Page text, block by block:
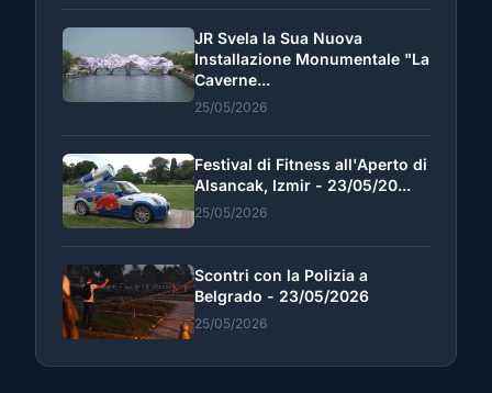
JR Svela la Sua Nuova
Installazione Monumentale "La
Caverne...
25/05/2026
Festival di Fitness all'Aperto di
Alsancak, Izmir - 23/05/20...
25/05/2026
Scontri con la Polizia a
Belgrado - 23/05/2026
25/05/2026